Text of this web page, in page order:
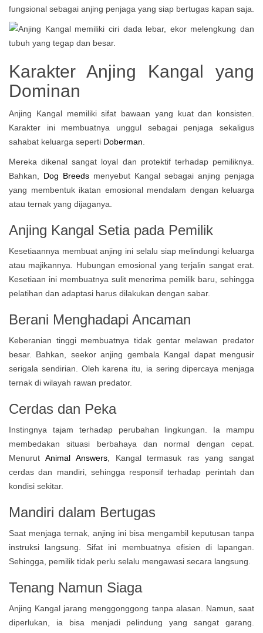
fungsional sebagai anjing penjaga yang siap bertugas kapan saja.
Karakter Anjing Kangal yang
Dominan
Anjing Kangal memiliki sifat bawaan yang kuat dan konsisten.
Karakter ini membuatnya unggul sebagai penjaga sekaligus
sahabat keluarga seperti Doberman
Mereka dikenal sangat loyal dan protektif terhadap pemiliknya.
Bahkan,
Dog Breeds menyebut Kangal sebagai anjing penjaga
yang membentuk ikatan emosional mendalam dengan keluarga
atau ternak yang dijaganya.
Anjing Kangal Setia pada Pemilik
Kesetiaannya membuat anjing ini selalu siap melindungi keluarga
atau majikannya. Hubungan emosional yang terjalin sangat erat.
Kesetiaan ini membuatnya sulit menerima pemilik baru, sehingga
pelatihan dan adaptasi harus dilakukan dengan sabar.
Berani Menghadapi Ancaman
Keberanian tinggi membuatnya tidak gentar melawan predator
besar. Bahkan, seekor anjing gembala Kangal dapat mengusir
serigala sendirian. Oleh karena itu, ia sering dipercaya menjaga
ternak di wilayah rawan predator.
Cerdas dan Peka
Instingnya tajam terhadap perubahan lingkungan. Ia mampu
membedakan situasi berbahaya dan normal dengan cepat.
Menurut Animal Answers, Kangal termasuk ras yang sangat
cerdas dan mandiri, sehingga responsif terhadap perintah dan
kondisi sekitar.
Mandiri dalam Bertugas
Saat menjaga ternak, anjing ini bisa mengambil keputusan tanpa
instruksi langsung. Sifat ini membuatnya efisien di lapangan.
Sehingga, pemilik tidak perlu selalu mengawasi secara langsung.
Tenang Namun Siaga
Anjing Kangal jarang menggonggong tanpa alasan. Namun, saat
diperlukan, ia bisa menjadi pelindung yang sangat garang.